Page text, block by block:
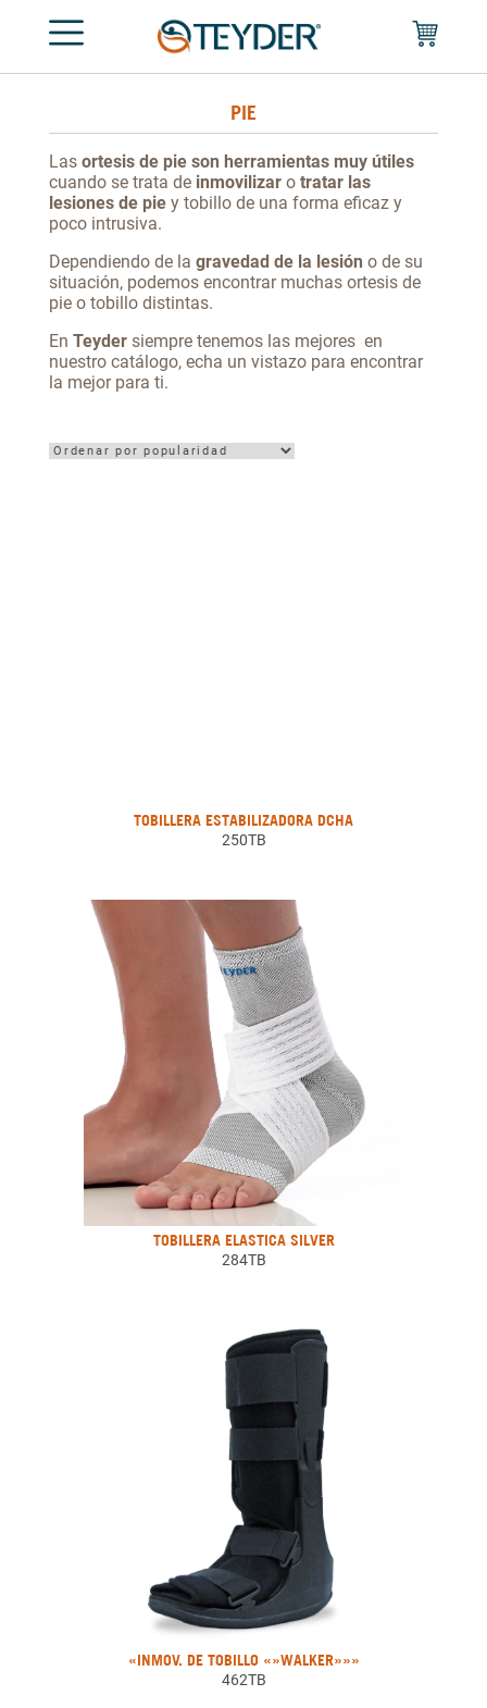
PIE
Las ortesis de pie son herramientas muy útiles
cuando se trata de inmovilizar o tratar las
lesiones de pie y tobillo de una forma eficaz y
poco intrusiva.
Dependiendo de la gravedad de la lesión o de su
situación, podemos encontrar muchas ortesis de
pie o tobillo distintas.
En Teyder siempre tenemos las mejores en
nuestro catálogo, echa un vistazo para encontrar
la mejor para ti.
TOBILLERA ESTABILIZADORA DCHA
250TB
TOBILLERA ELASTICA SILVER
284TB
«INMOV. DE TOBILLO «»WALKER»»»
462TB